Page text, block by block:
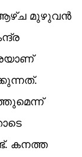
മുഴുവന്‍
കനത്ത